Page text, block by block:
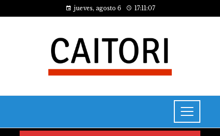
jueves, agosto 6 17:11:08